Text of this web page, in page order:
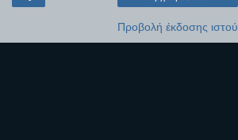
Προβολή έκδοσης ιστού